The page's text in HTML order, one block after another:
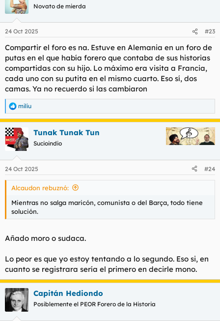
Novato de mierda
24 Oct 2025 #23
Compartir el foro es na. Estuve en Alemania en un foro de
putas en el que había forero que contaba de sus historias
compartidas con su hijo. Lo máximo era visita a Francia,
cada uno con su putita en el mismo cuarto. Eso sí, dos
camas. Ya no recuerdo si las cambiaron
R
e
c
c
i
e
s
miliu
Tunak Tunak Tun
Sucioindio
24 Oct 2025 #24
Alcaudon rebuznó:
Mientras no salga maricón, comunista o del Barça, todo tiene
solución.
Añado moro o sudaca.
Lo peor es que yo estoy tentando a lo segundo. Eso si, en
cuanto se registrara sería el primero en decirle mono.
Capitán Hediondo
Posiblemente el PEOR Forero de la Historia